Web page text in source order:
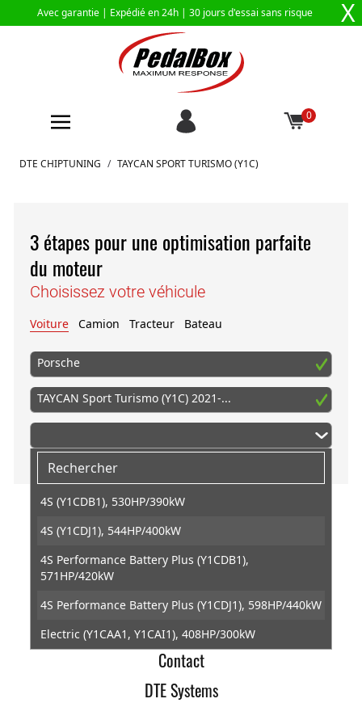
Avec garantie | Expédié en 24h | 30 jours d'essai sans risque X
0
Aller au contenu
DTE CHIPTUNING / TAYCAN SPORT TURISMO (Y1C)
3 étapes pour une optimisation parfaite
du moteur
Choisissez votre véhicule
Voiture Camion Tracteur Bateau
Porsche
TAYCAN Sport Turismo (Y1C) 2021-...
4S (Y1CDB1), 530HP/390kW
4S (Y1CDJ1), 544HP/400kW
4S Performance Battery Plus (Y1CDB1),
571HP/420kW
4S Performance Battery Plus (Y1CDJ1), 598HP/440kW
Electric (Y1CAA1, Y1CAI1), 408HP/300kW
GTS (Y1CDE1), 598HP/440kW
Performance Battery Plus (Y1CAA1), 476HP/350kW
DTE Systems
Conditions générales de ventes
Retractation
Protection des données
Contact
DTE Systems